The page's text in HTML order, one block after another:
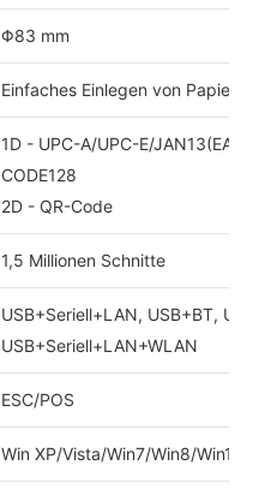
Φ83 mm
Einfaches Einlegen von Papier
1D - UPC-A/UPC-E/
CODE128
2D - QR-Code
1,5 Millionen Schnitte
USB+Seriell+LAN, USB+BT,
USB+Seriell+LAN+WLAN
ESC/POS
Win XP/Vista/Win7/Win8/Win10/